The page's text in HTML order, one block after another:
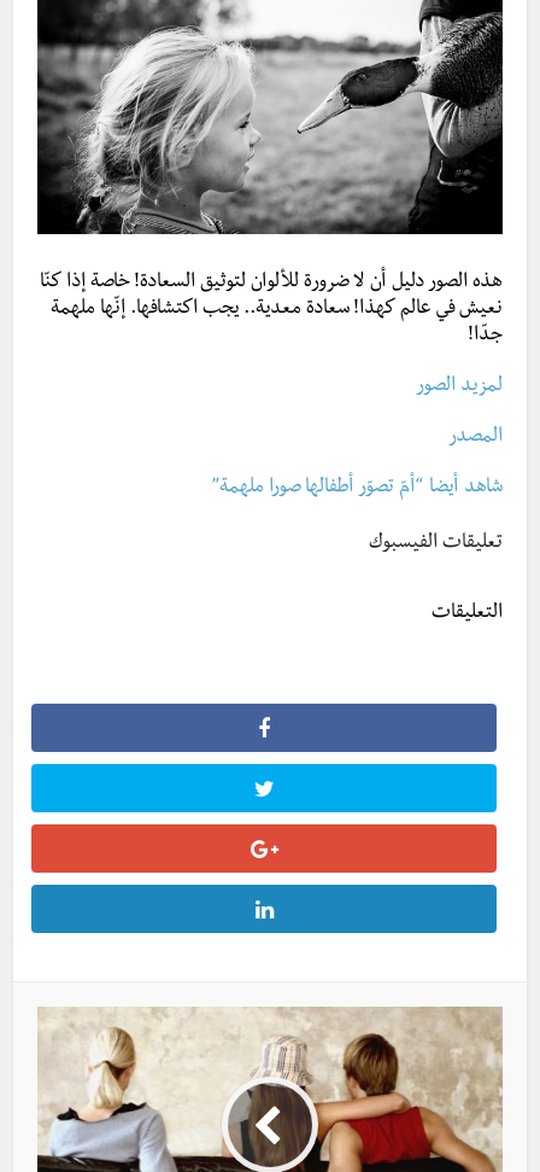
هذه الصور دليل أن لا ضرورة للألوان لتوثيق السعادة! خاصة إذا كنّا
نعيش في عالم كهذا! سعادة معدية.. يجب اكتشافها. إنّها ملهمة
جدّا!
لمزيد الصور
المصدر
شاهد أيضا “أمّ تصوّر أطفالها صورا ملهمة”
تعليقات الفيسبوك
التعليقات